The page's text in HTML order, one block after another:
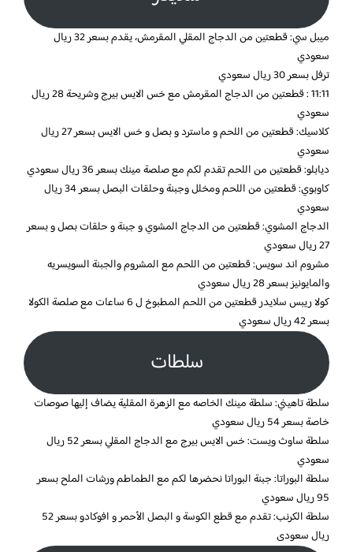
ميبل سي: قطعتين من الدجاج المقلي المقرمش، يقدم بسعر 32 ريال
سعودي
ترفل بسعر 30 ريال سعودي
11:11 : قطعتين من الدجاج المقرمش مع خس الايس بيرج وشريحة 28 ريال
سعودي
كلاسيك: قطعتين من اللحم و ماسترد و بصل و خس الايس بسعر 27 ريال
سعودي
ديابلو: قطعتين من اللحم تقدم لكم مع صلصة مينك بسعر 36 ريال سعودي
كاوبوي: قطعتين من اللحم ومخلل وجبنة وحلقات البصل بسعر 34 ريال
سعودي
الدجاج المشوي: قطعتين من الدجاج المشوي و جبنة و حلقات بصل و بسعر
27 ريال سعودي
مشروم اند سويس: قطعتين من اللحم مع المشروم والجبنة السويسريه
والمايونيز بسعر 28 ريال سعودي
كولا ريبس سلايدر قطعتين من اللحم المطبوخ ل 6 ساعات مع صلصة الكولا
بسعر 42 ريال سعودي
سلطات
سلطة تاهيني: سلطة مينك الخاصه مع الزهرة المقلية يضاف إليها صوصات
خاصة بسعر 54 ريال سعودي
سلطة ساوث ويست: خس الايس بيرج مع الدجاج المقلي بسعر 52 ريال
سعودي
سلطة البوراتا: جبنة البوراتا نحضرها لكم مع الطماطم ورشات الملح بسعر
95 ريال سعودي
سلطة الكرنب: تقدم مع قطع الكوسة و البصل الأحمر و افوكادو بسعر 52
ريال سعودى